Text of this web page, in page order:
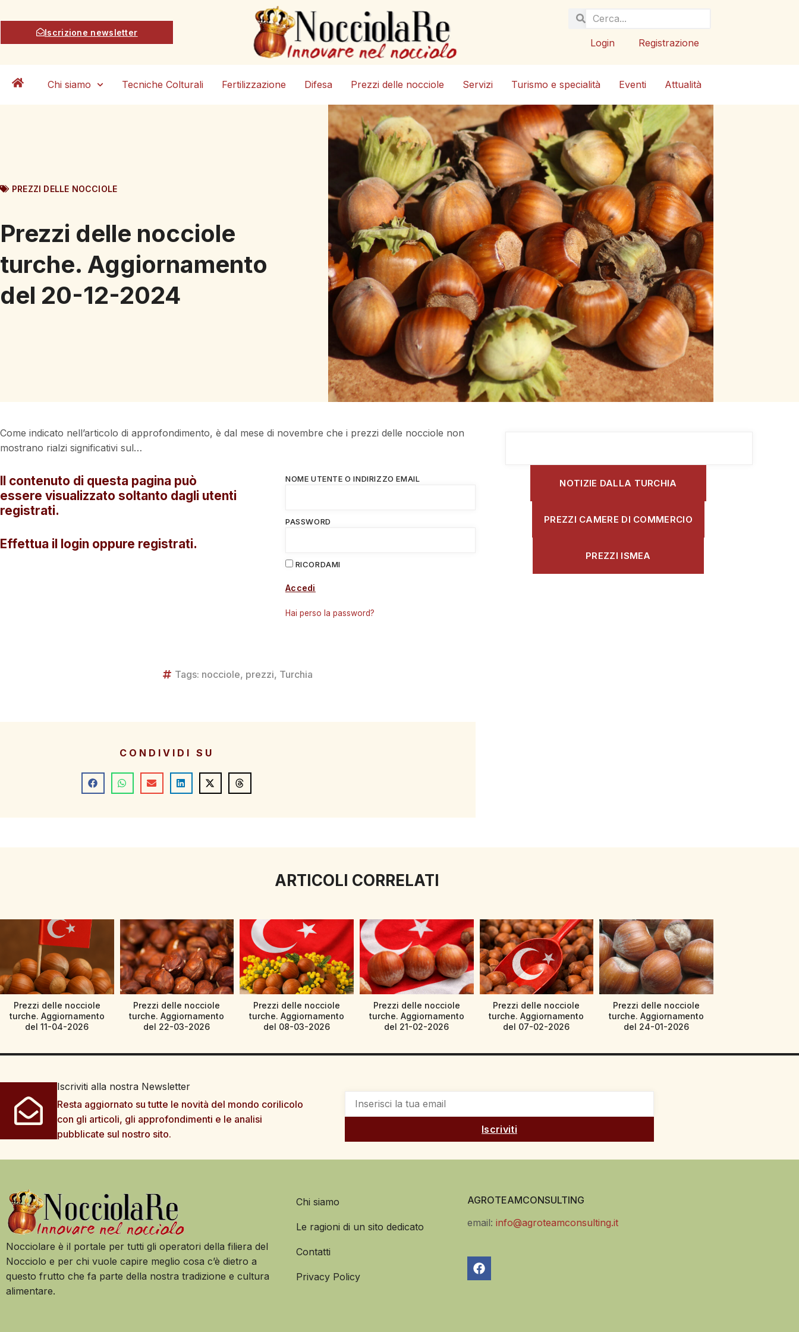
Iscrizione newsletter
Login Registrazione
Chi siamo Tecniche Colturali Fertilizzazione Difesa Prezzi delle nocciole Servizi Turismo e specialità Eventi Attualità
PREZZI DELLE NOCCIOLE
Prezzi delle nocciole
turche. Aggiornamento
del 20-12-2024
Come indicato nell’articolo di approfondimento, è dal mese di novembre che i prezzi delle nocciole non
mostrano rialzi significativi sul…
Il contenuto di questa pagina può
essere visualizzato soltanto dagli utenti
registrati.
Effettua il login oppure registrati.
NOME UTENTE O INDIRIZZO EMAIL
PASSWORD
RICORDAMI
Accedi
Hai perso la password?
Tags: nocciole, prezzi, Turchia
CONDIVIDI SU
NOTIZIE DALLA TURCHIA
PREZZI CAMERE DI COMMERCIO
PREZZI ISMEA
ARTICOLI CORRELATI
Prezzi delle nocciole
turche. Aggiornamento
del 11-04-2026
Prezzi delle nocciole
turche. Aggiornamento
del 22-03-2026
Prezzi delle nocciole
turche. Aggiornamento
del 08-03-2026
Prezzi delle nocciole
turche. Aggiornamento
del 21-02-2026
Prezzi delle nocciole
turche. Aggiornamento
del 07-02-2026
Prezzi delle nocciole
turche. Aggiornamento
del 24-01-2026
Iscriviti alla nostra Newsletter
Resta aggiornato su tutte le novità del mondo corilicolo
con gli articoli, gli approfondimenti e le analisi
pubblicate sul nostro sito.
Iscriviti
Nocciolare è il portale per tutti gli operatori della filiera del
Nocciolo e per chi vuole capire meglio cosa c’è dietro a
questo frutto che fa parte della nostra tradizione e cultura
alimentare.
Chi siamo
Le ragioni di un sito dedicato
Contatti
Privacy Policy
AGROTEAMCONSULTING
email:info@agroteamconsulting.it